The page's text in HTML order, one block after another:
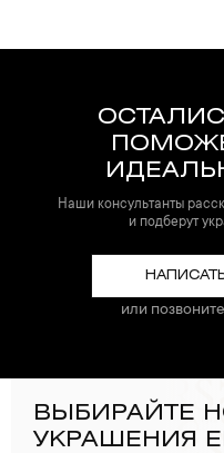
Наши консультанты
и подберут
или позвоните
ВЫБИРАЙТЕ
УКРАШЕНИЯ